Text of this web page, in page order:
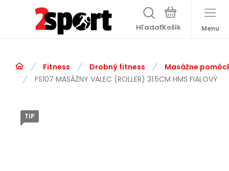
Hľadať Menu
Fitness Drobný fitness
Masážne
FS107 MASÁŽNY VALEC (ROLLER) 31.5CM HMS FIALOVÝ
TIP